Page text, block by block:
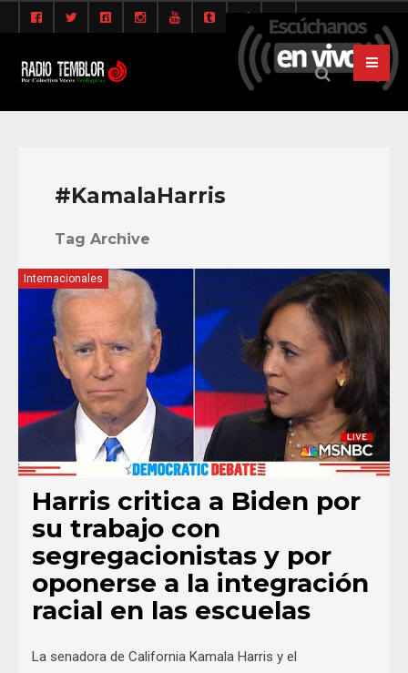
#KamalaHarris
Tag Archive
Internacionales
Harris critica a Biden por
su trabajo con
segregacionistas y por
oponerse a la integración
racial en las escuelas
La senadora de California Kamala Harris y el